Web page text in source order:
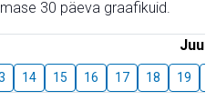
30 päeva graafikuid.
Juuli
14 15 16 17 18 19